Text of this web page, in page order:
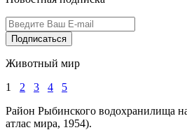
Подписаться
Животный мир
1 2 3 4
5
Район Рыбинского водохранилища
атлас мира, 1954).